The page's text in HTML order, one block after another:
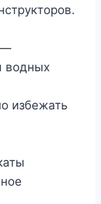
—
водных
избежать